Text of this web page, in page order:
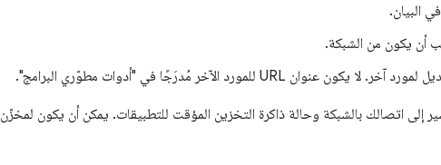
البيان.
أن يكون من الشبكة.
إلى اتصالك بالشبكة وحالة ذاكرة التخزين المؤقت للتطبيقات. يمكن أن يكون لمخزّن